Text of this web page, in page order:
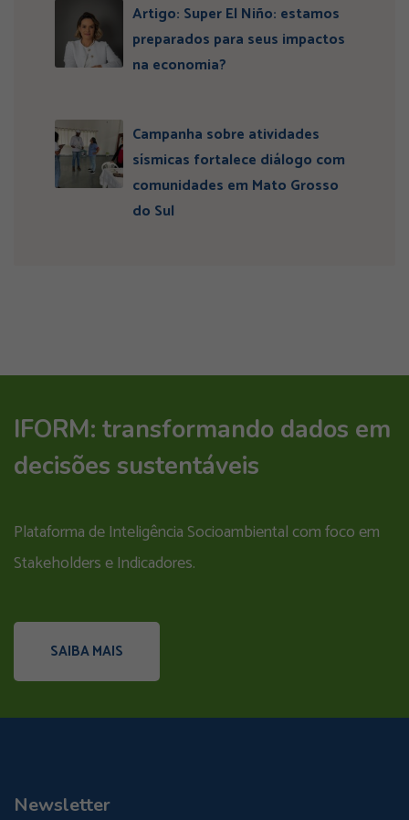
Artigo: Super El Niño: estamos
preparados para seus impactos
na economia?
Campanha sobre atividades
sísmicas fortalece diálogo com
comunidades em Mato Grosso
do Sul
IFORM: transformando dados em
decisões sustentáveis
Plataforma de Inteligência Socioambiental com foco em
Stakeholders e Indicadores.
SAIBA MAIS
Newsletter